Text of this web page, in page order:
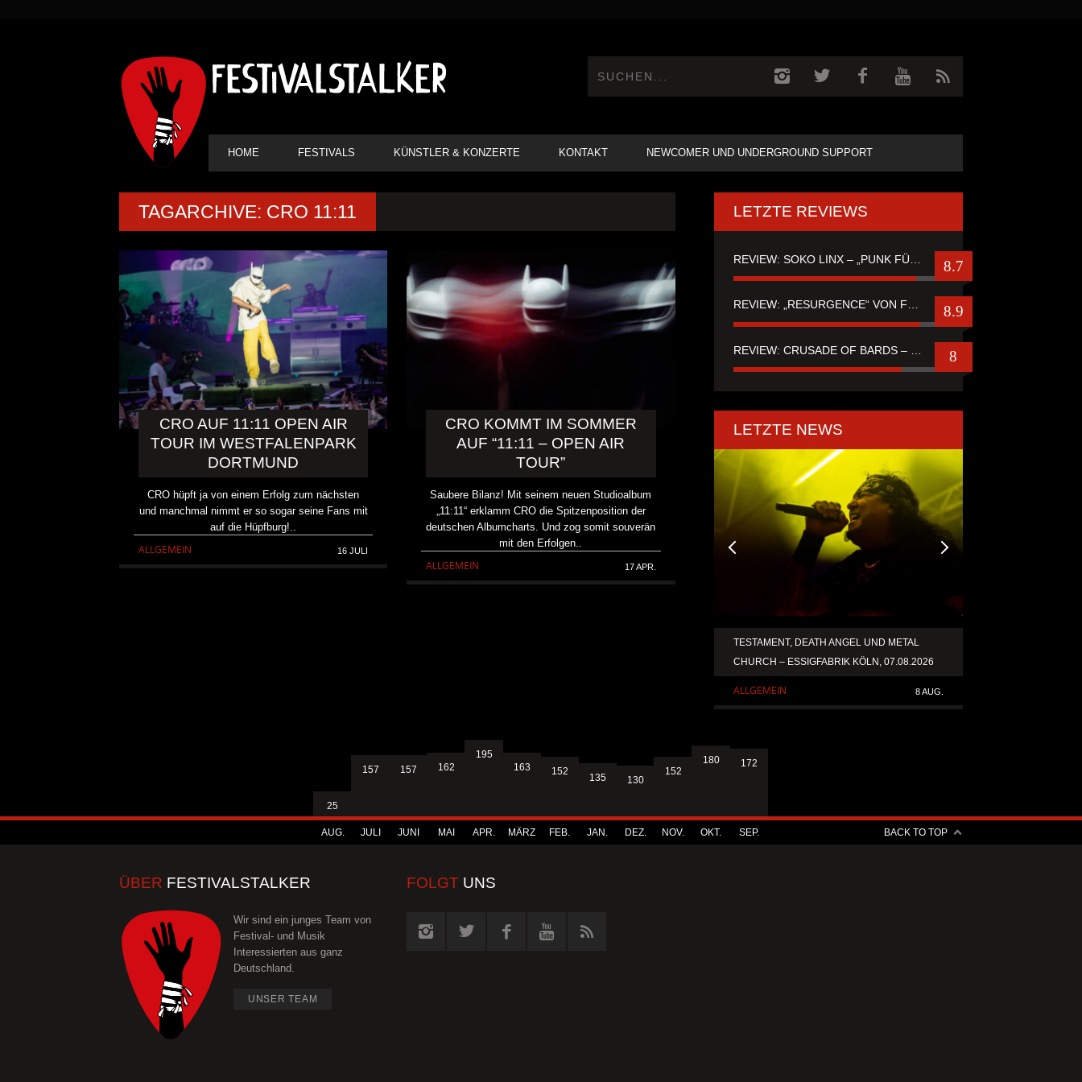
HAUPT-
NAVIGATION
HOME FESTIVALS KÜNSTLER & KONZERTE KONTAKT NEWCOMER UND UNDERGROUND SUPPORT
TAGARCHIVE: CRO 11:11
CRO AUF 11:11 OPEN AIR
TOUR IM WESTFALENPARK
DORTMUND
CRO hüpft ja von einem Erfolg zum nächsten
und manchmal nimmt er so sogar seine Fans mit
auf die Hüpfburg!..
ALLGEMEIN 16 JULI
CRO KOMMT IM SOMMER
AUF “11:11 – OPEN AIR
TOUR”
Saubere Bilanz! Mit seinem neuen Studioalbum
„11:11“ erklamm CRO die Spitzenposition der
deutschen Albumcharts. Und zog somit souverän
mit den Erfolgen..
ALLGEMEIN 17 APR.
LETZTE REVIEWS
8.7
REVIEW: „RESURGENCE“ VON FUTURE PALACE 8.9
8
LETZTE NEWS
TESTAMENT, DEATH ANGEL UND METAL
CHURCH – ESSIGFABRIK KÖLN, 07.08.2026
ALLGEMEIN 8 AUG.
25
AUG.
157
JULI
157
JUNI
162
MAI
195
APR.
163
MÄRZ
152
FEB.
135
JAN.
130
DEZ.
152
NOV.
180
OKT.
172
SEP. BACK TO TOP
ÜBER FESTIVALSTALKER
Wir sind ein junges Team von
Festival- und Musik
Interessierten aus ganz
Deutschland.
UNSER TEAM
FOLGT UNS